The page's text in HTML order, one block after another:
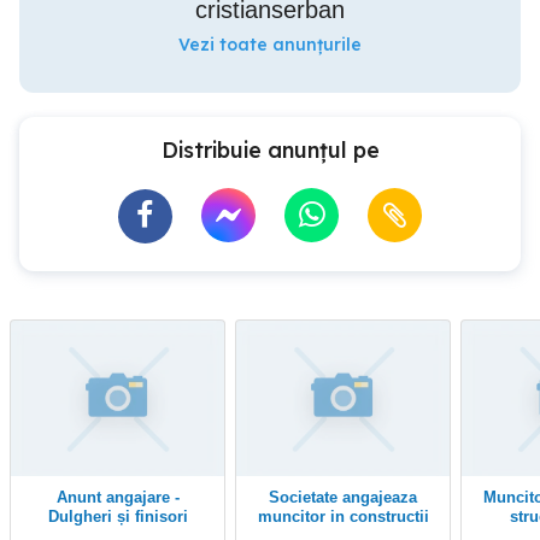
cristianserban
Vezi toate anunțurile
Distribuie anunțul pe
Anunt angajare -
Dulgheri și finisori
societate angajeaza
muncitor in constructii
Muncitor in constructii